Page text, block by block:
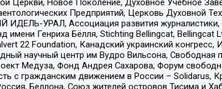
Предприятий, Церковь Духовной
УРАЛ, Ассоциация развития
имени Генриха Бёлля, Stichting Bellingcat, Bellingcat
22 Foundation, Канадский украинский
научный центр им Вудро Вильсона, Свободная
Медуза, Фонд Андрея Сахарова, Форум
с гражданским движением в России – Solidarus,
Беллона, Союз жителей островов Тисима и